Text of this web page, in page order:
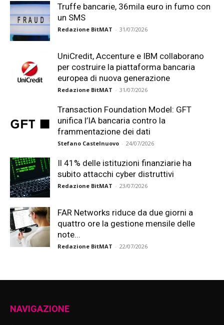
Truffe bancarie, 36mila euro in fumo con
un SMS
Redazione BitMAT - 31/07/2026
UniCredit, Accenture e IBM collaborano
per costruire la piattaforma bancaria
europea di nuova generazione
Redazione BitMAT - 31/07/2026
Transaction Foundation Model: GFT
unifica l’IA bancaria contro la
frammentazione dei dati
Stefano Castelnuovo - 24/07/2026
Il 41% delle istituzioni finanziarie ha
subito attacchi cyber distruttivi
Redazione BitMAT - 23/07/2026
FAR Networks riduce da due giorni a
quattro ore la gestione mensile delle
note...
Redazione BitMAT - 22/07/2026
NAVIGAZIONE